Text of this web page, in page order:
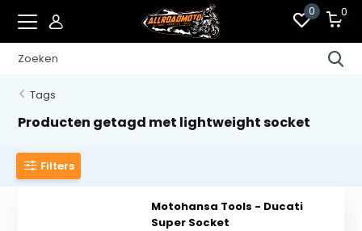
0 0
Tags
Producten getagd met lightweight socket
Filters
Motohansa Tools - Ducati
Super Socket